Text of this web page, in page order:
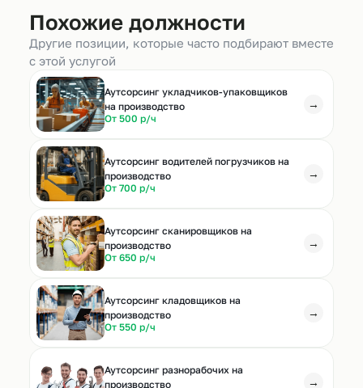
Похожие должности
Другие позиции, которые часто подбирают вместе
с этой услугой
Аутсорсинг укладчиков-упаковщиков
на производство
От 500 р/ч
→
Аутсорсинг водителей погрузчиков на
производство
От 700 р/ч
→
Аутсорсинг сканировщиков на
производство
От 650 р/ч
→
Аутсорсинг кладовщиков на
производство
От 550 р/ч
→
Аутсорсинг разнорабочих на
производство
→